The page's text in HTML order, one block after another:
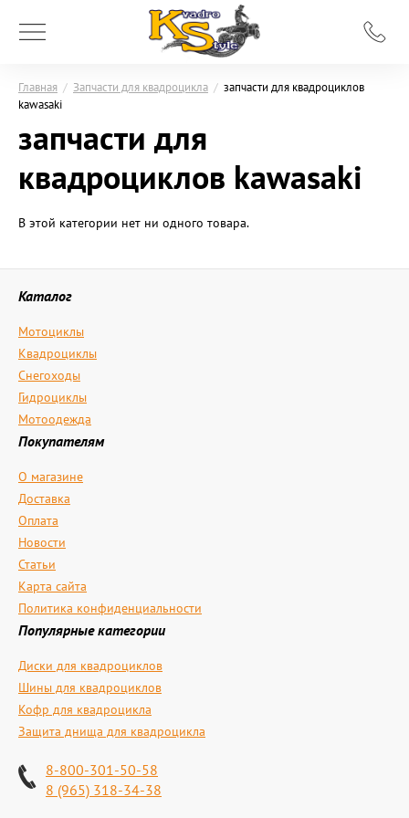
Главная / Запчасти для квадроцикла / запчасти для квадроциклов
kawasaki
запчасти для
квадроциклов kawasaki
В этой категории нет ни одного товара.
Каталог
Мотоциклы
Квадроциклы
Снегоходы
Гидроциклы
Мотоодежда
Покупателям
О магазине
Доставка
Оплата
Новости
Статьи
Карта сайта
Политика конфиденциальности
Популярные категории
Диски для квадроциклов
Шины для квадроциклов
Кофр для квадроцикла
Защита днища для квадроцикла
8-800-301-50-58
8 (965) 318-34-38